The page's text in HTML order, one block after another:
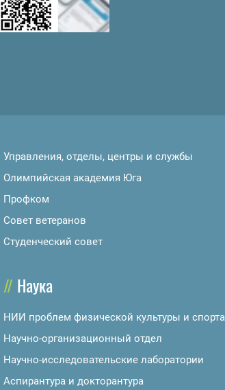
Управления, отделы, центры и службы
Олимпийская академия Юга
Профком
Совет ветеранов
Студенческий совет
Наука
НИИ проблем физической культуры и спорта
Научно-организационный отдел
Научно-исследовательские лаборатории
Аспирантура и докторантура